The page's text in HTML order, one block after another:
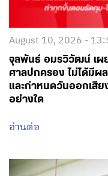
August 10, 2026 -
จุลพันธ์ อมรวิวัฒน์ เผ
ศาลปกครอง ไม่ได้มีผ
และกำหนดวันออกเสี
อย่างใด
อ่านต่อ